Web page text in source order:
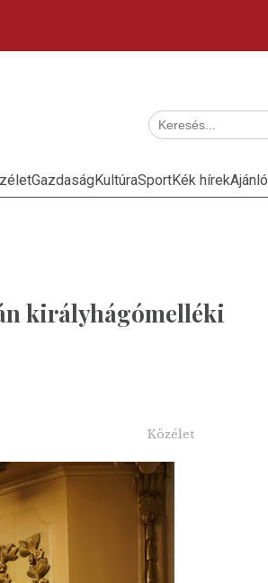
GazdaságKultúraSportKék hírekAjánló
királyhágómelléki
Közélet